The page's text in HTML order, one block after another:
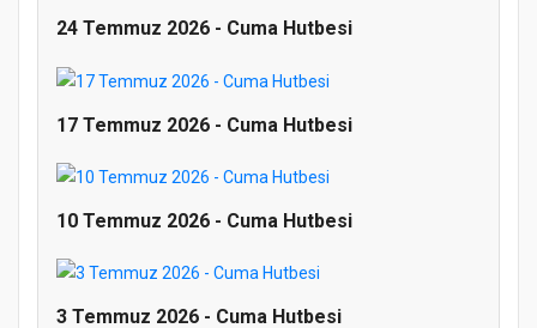
24 Temmuz 2026 - Cuma Hutbesi
17 Temmuz 2026 - Cuma Hutbesi
10 Temmuz 2026 - Cuma Hutbesi
3 Temmuz 2026 - Cuma Hutbesi